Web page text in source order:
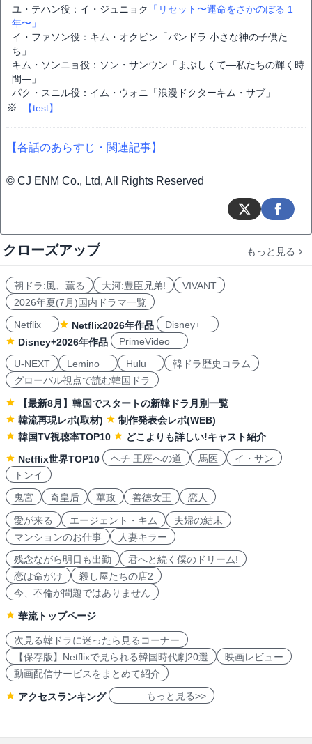
ユ・テハン役：イ・ジュニョク
「リセット〜運命をさかのぼる 1
年〜」
イ・ファソン役：キム・オクビン「パンドラ 小さな神の子供た
ち」
キム・ソンニョ役：ソン・サンウン「まぶしくて―私たちの輝く時
間―」
パク・スニル役：イム・ウォニ「浪漫ドクターキム・サブ」
※ 【test】
【各話のあらすじ・関連記事】
© CJ ENM Co., Ltd, All Rights Reserved
クローズアップ もっと見る
朝ドラ:風、薫る 大河:豊臣兄弟!
VIVANT
2026年夏(7月)国内ドラマ一覧
Netflix
Netflix2026年作品
Disney+
Disney+2026年作品
PrimeVideo
U-NEXT
Lemino Hulu
韓ドラ歴史コラム
グローバル視点で読む韓国ドラ
【最新8月】韓国でスタートの新韓ドラ月別一覧
韓流再現レポ(取材)
制作発表会レポ(WEB)
韓国TV視聴率TOP10
どこよりも詳しい!キャスト紹介
Netflix世界TOP10
ヘチ 王座への道 馬医
イ・サン
トンイ
鬼宮
奇皇后 華政 善徳女王 恋人
愛が来る エージェント・キム
夫婦の結末
マンションのお仕事
人妻キラー
残念ながら明日も出勤
君へと続く僕のドリーム!
恋は命がけ
殺し屋たちの店2
今、不倫が問題ではありません
華流トップページ
次見る韓ドラに迷ったら見るコーナー
【保存版】Netflixで見られる韓国時代劇20選
映画レビュー
動画配信サービスをまとめて紹介
アクセスランキング もっと見る>>